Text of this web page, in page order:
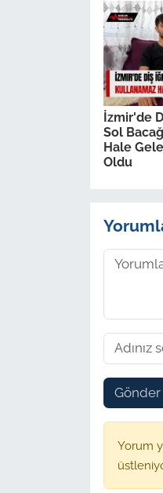
İzmir'de
Sol
Hale
Oldu
Gönder
Yorum